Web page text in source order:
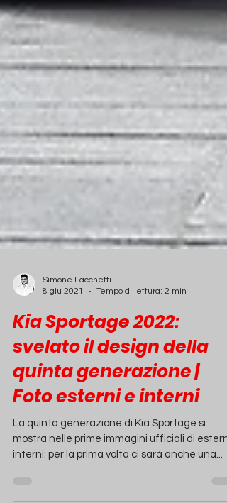
Simone Facchetti
8 giu 2021
Tempo di lettura: 2 min
Kia Sportage 2022:
svelato il design della
quinta generazione |
Foto esterni e interni